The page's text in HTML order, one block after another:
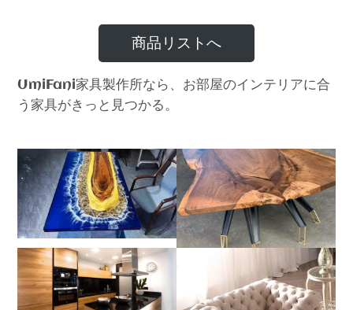
商品リストへ
UmiFani家具製作所なら、お部屋のインテリアに合
う家具がきっと見つかる。